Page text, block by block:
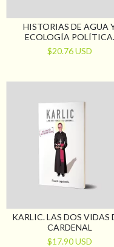
HISTORIAS DE AGUA
ECOLOGÍA POLÍTICA.
MESOPOTAMIA SUR
$20.76 USD
KARLIC. LAS DOS VIDAS
CARDENAL
$17.90 USD